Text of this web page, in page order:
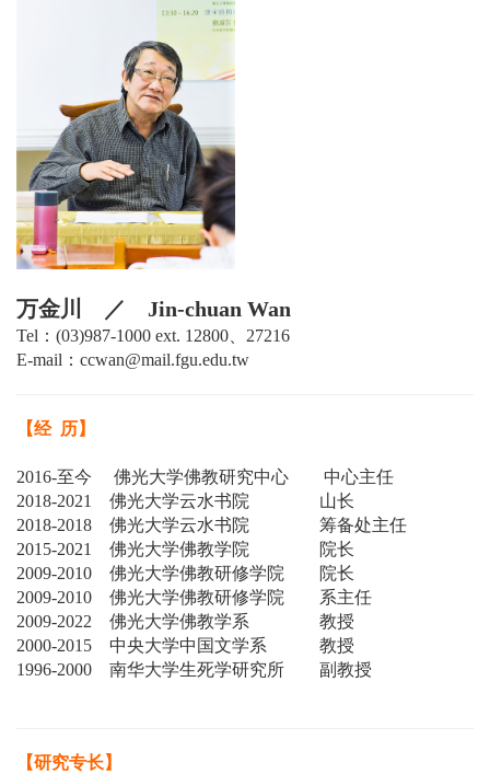
万金川 ／ Jin-chuan Wan
Tel：(03)987-1000 ext. 12800、27216
E-mail：ccwan@mail.fgu.edu.tw
【经 历】
2016-至今 佛光大学佛教研究中心 中心主任
2018-2021
佛光大学云水书院 山长
2018-2018 佛光大学云水书院 筹备处主任
2015-2021
佛光大学佛教学院 院长
2009-2010 佛光大学佛教研修学院 院长
2009-2010 佛光大学佛教研修学院 系主任
2009-2022 佛光大学佛教学系 教授
2000-2015 中央大学中国文学系 教授
1996-2000 南华大学生死学研究所 副教授
【研究专长】